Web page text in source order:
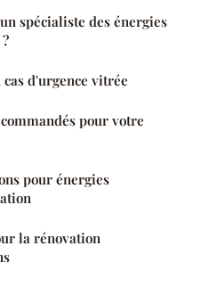
spécialiste des énergies
d'urgence vitrée
pour votre
pour énergies
la rénovation